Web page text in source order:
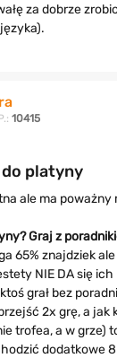
za dobrze
10415
platyny
ale ma poważny
Graj z
65% znajdziek
NIE DA się
grał bez
2x grę, a jak
trofea, a w grze)
dodatkowe